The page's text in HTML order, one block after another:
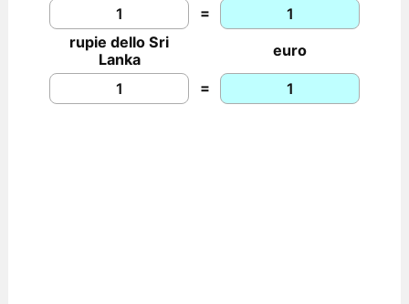
=
rupie dello Sri
Lanka
euro
=